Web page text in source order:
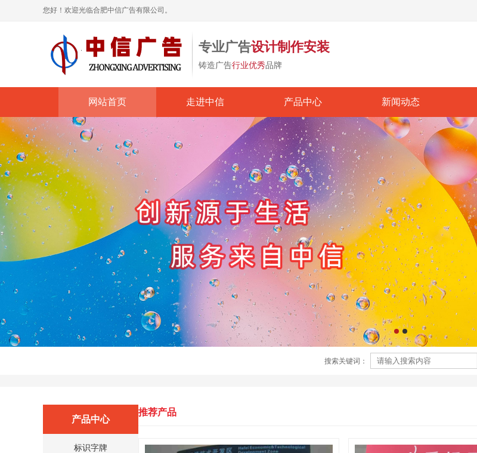
您好！欢迎光临合肥中信广告有限公司。
专业广告设计制作安装
铸造广告行业优秀品牌
网站首页 走进中信 产品中心 新闻动态
搜索关键词：
产品中心
标识字牌
推荐产品